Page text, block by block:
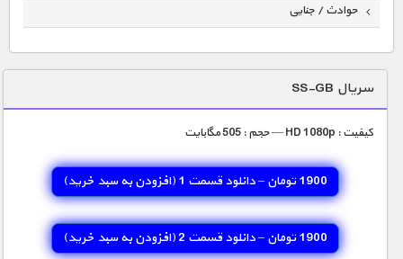
حوادث / جنایی
دنیای خوراکی ها
زمین شناسی / محیط زیست
سازه/ معماری/ مهندسی
سرگرمی
شناخت کودکان
سریال SS-GB
کیفیت : HD 1080p — حجم : 505 مگابایت
1900 تومان – دانلود قسمت 1 (افزودن به سبد خريد)
1900 تومان – دانلود قسمت 2 (افزودن به سبد خريد)